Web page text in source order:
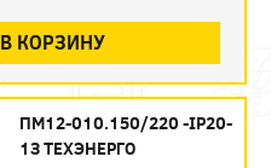
В КОРЗИНУ
ПМ12-010.150/220 -IP20-
1З ТЕХЭНЕРГО